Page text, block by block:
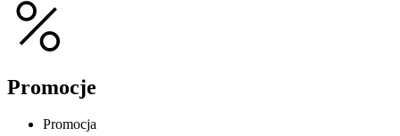
Promocje
Promocja